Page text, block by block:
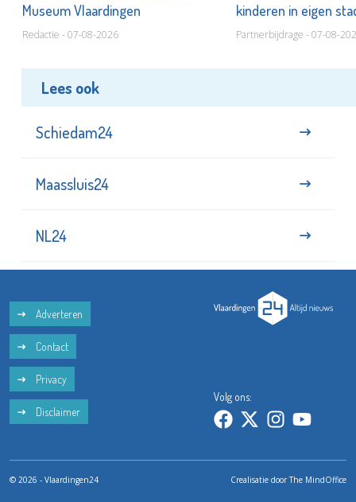
Museum Vlaardingen
Redactie - 07-08-2026
kinderen in eigen
Partnerbijdrage - 07-08-
Lees ook
Schiedam24
Maassluis24
NL24
Adverteren
Contact
Privacy
Disclaimer
Volg ons:
© 2026 - Vlaardingen24 Crealisatie doorThe MindOffice